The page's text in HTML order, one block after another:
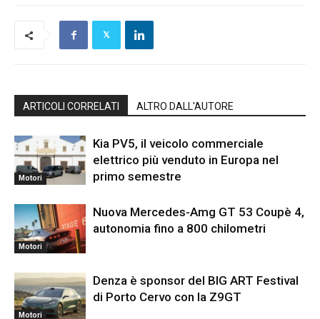
ARTICOLI CORRELATI ALTRO DALL'AUTORE
Motori
Kia PV5, il veicolo commerciale
elettrico più venduto in Europa nel
primo semestre
Motori
Nuova Mercedes-Amg GT 53 Coupè 4,
autonomia fino a 800 chilometri
Motori
Denza è sponsor del BIG ART Festival
di Porto Cervo con la Z9GT